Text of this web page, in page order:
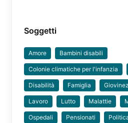
Soggetti
Amore Bambini disabili
Colonie climatiche per l'infanzia
Disabilità Famiglia
Lavoro Lutto Malattie
Ospedali Pensionati